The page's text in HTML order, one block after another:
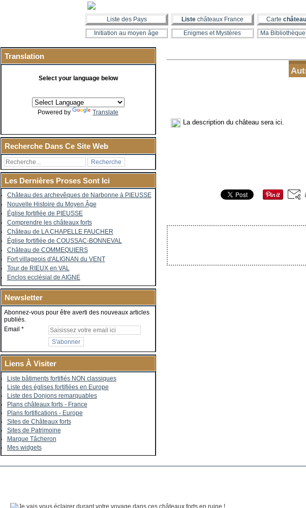
Liste des Pays Liste châteaux France Carte
Initiation au moyen âge
Enigmes et Mystères Ma
Translation
Select your language below
Powered by Translate
Recherche Dans Ce Site Web
Les Dernières Proses Sont Ici
Château des archevêques de Narbonne à PIEUSSE
Nouvelle Histoire du Moyen Âge
Église fortifiée de PIEUSSE
Comprendre les châteaux forts
Château de LA CHAPELLE FAUCHER
Église fortifiée de COUSSAC-BONNEVAL
Château de COMMEQUIERS
Fort villageois d'ALIGNAN du VENT
Tour de RIEUX en VAL
Enclos ecclésial de AIGNE
Newsletter
Abonnez-vous pour être averti des nouveaux articles
publiés.
Email
Liens À Visiter
Liste bâtiments fortifiés NON classiques
Liste des églises fortifiées en Europe
Liste des Donjons remarquables
Plans châteaux forts - France
Plans fortifications - Europe
Sites de Châteaux forts
Sites de Patrimoine
Marque Tâcheron
Mes widgets
La description du château sera ici.